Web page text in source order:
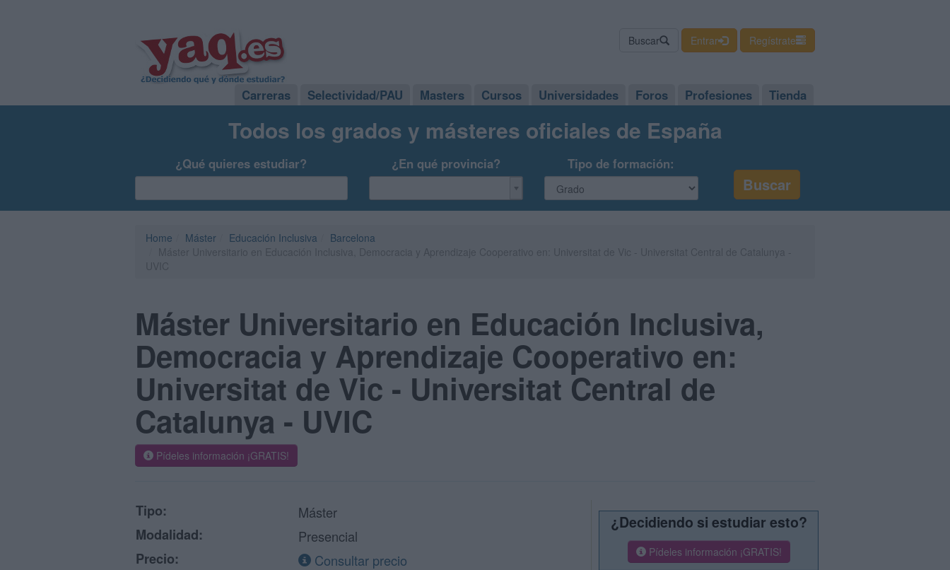
Buscar Entrar Regístrate
Carreras Selectividad/PAU Masters Cursos Universidades Foros Profesiones Tienda
Todos los grados y másteres oficiales de España
¿Qué quieres estudiar? ¿En qué provincia? Tipo de formación:
Home Máster Educación Inclusiva
Barcelona
Máster Universitario en Educación Inclusiva,
Democracia y Aprendizaje Cooperativo en:
Universitat de Vic - Universitat Central de
Catalunya - UVIC
Pídeles información ¡GRATIS!
Tipo:
Máster
Modalidad:
Presencial
Precio:
Consultar precio
¿Decidiendo si estudiar esto?
Pídeles información ¡GRATIS!